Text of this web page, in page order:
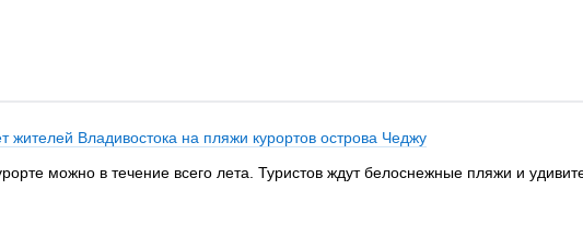
жителей Владивостока на пляжи курортов острова Чеджу
можно в течение всего лета. Туристов ждут белоснежные пляжи и